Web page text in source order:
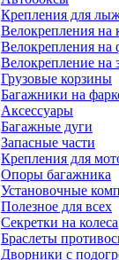
Крепления для
Велокрепления
Велокрепления на
Велокрепление на
Грузовые корзины
Багажники на
Аксессуары
Багажные дуги
Запасные части
Крепления для
Опоры багажника
Установочные
Полезное для всех
Секретки на колеса
Браслеты
Дворники с